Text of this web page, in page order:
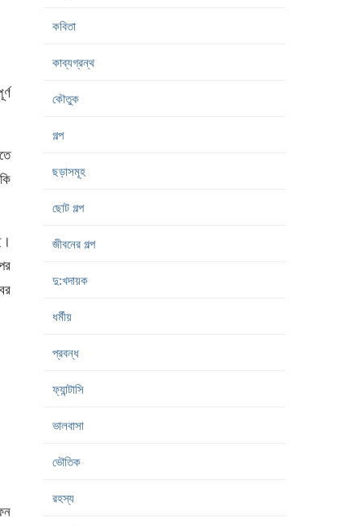
কবিতা
কাব্যগ্রন্থ
কৌতুক
গল্প
ছড়াসমূহ
ছোট গল্প
জীবনের গল্প
দু:খদায়ক
ধর্মীয়
প্রবন্ধ
ফ্যান্টাসি
ভালবাসা
ভৌতিক
রহস্য